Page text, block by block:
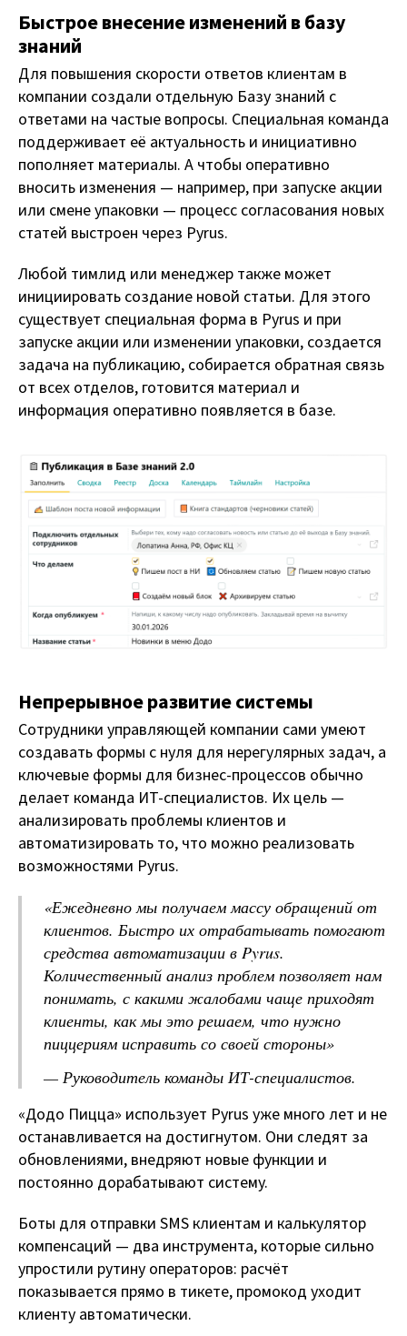
Быстрое внесение изменений в базу
знаний
Для повышения скорости ответов клиентам в
компании создали отдельную Базу знаний с
ответами на частые вопросы. Специальная команда
поддерживает её актуальность и инициативно
пополняет материалы. А чтобы оперативно
вносить изменения — например, при запуске акции
или смене упаковки — процесс согласования новых
статей выстроен через Pyrus.
Любой тимлид или менеджер также может
инициировать создание новой статьи. Для этого
существует специальная форма в Pyrus и при
запуске акции или изменении упаковки, создается
задача на публикацию, собирается обратная связь
от всех отделов, готовится материал и
информация оперативно появляется в базе.
Непрерывное развитие системы
Сотрудники управляющей компании сами умеют
создавать формы с нуля для нерегулярных задач, а
ключевые формы для бизнес-процессов обычно
делает команда ИТ-специалистов. Их цель —
анализировать проблемы клиентов и
автоматизировать то, что можно реализовать
возможностями Pyrus.
«Ежедневно мы получаем массу обращений от
клиентов. Быстро их отрабатывать помогают
средства автоматизации в Pyrus.
Количественный анализ проблем позволяет нам
понимать, с какими жалобами чаще приходят
клиенты, как мы это решаем, что нужно
пиццериям исправить со своей стороны»
— Руководитель команды ИТ-специалистов.
«Додо Пицца» использует Pyrus уже много лет и не
останавливается на достигнутом. Они следят за
обновлениями, внедряют новые функции и
постоянно дорабатывают систему.
Боты для отправки SMS клиентам и калькулятор
компенсаций — два инструмента, которые сильно
упростили рутину операторов: расчёт
показывается прямо в тикете, промокод уходит
клиенту автоматически.